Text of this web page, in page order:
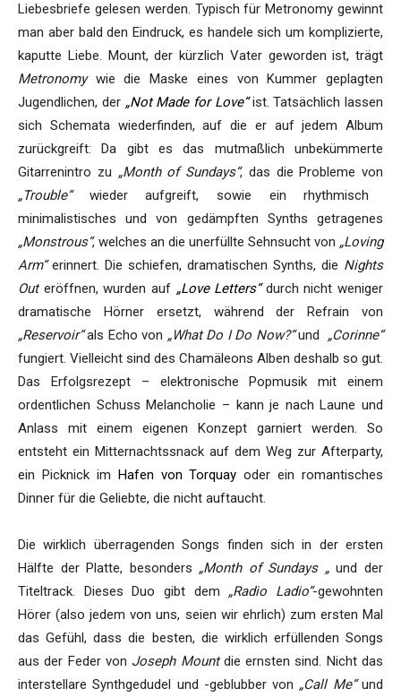
Liebesbriefe gelesen werden. Typisch für Metronomy gewinnt
man aber bald den Eindruck, es handele sich um komplizierte,
kaputte Liebe. Mount, der kürzlich Vater geworden ist, trägt
Metronomywie die Maske eines von Kummer geplagten
Jugendlichen, der „Not Made for Love“ ist. Tatsächlich lassen
sich Schemata wiederfinden, auf die er auf jedem Album
zurückgreift: Da gibt es das mutmaßlich unbekümmerte
Gitarrenintro zu „Month of Sundays“, das die Probleme von
„Trouble“wieder aufgreift, sowie ein rhythmisch
minimalistisches und von gedämpften Synths getragenes
„Monstrous“, welches an die unerfüllte Sehnsucht von „Loving
Arm“erinnert. Die schiefen, dramatischen Synths, die Nights
Outeröffnen, wurden auf „Love Letters“durch nicht weniger
dramatische Hörner ersetzt, während der Refrain von
„Reservoir“als Echo von „What Do I Do Now?“und „Corinne“
fungiert. Vielleicht sind des Chamäleons Alben deshalb so gut.
Das Erfolgsrezept – elektronische Popmusik mit einem
ordentlichen Schuss Melancholie – kann je nach Laune und
Anlass mit einem eigenen Konzept garniert werden. So
entsteht ein Mitternachtssnack auf dem Weg zur Afterparty,
ein Picknick im Hafen von Torquay oder ein romantisches
Dinner für die Geliebte, die nicht auftaucht.
Die wirklich überragenden Songs finden sich in der ersten
Hälfte der Platte, besonders „Month of Sundays „und der
Titeltrack. Dieses Duo gibt dem „Radio Ladio“-gewohnten
Hörer (also jedem von uns, seien wir ehrlich) zum ersten Mal
das Gefühl, dass die besten, die wirklich erfüllenden Songs
aus der Feder von Joseph Mountdie ernsten sind. Nicht das
interstellare Synthgedudel und -geblubber von „Call Me“und